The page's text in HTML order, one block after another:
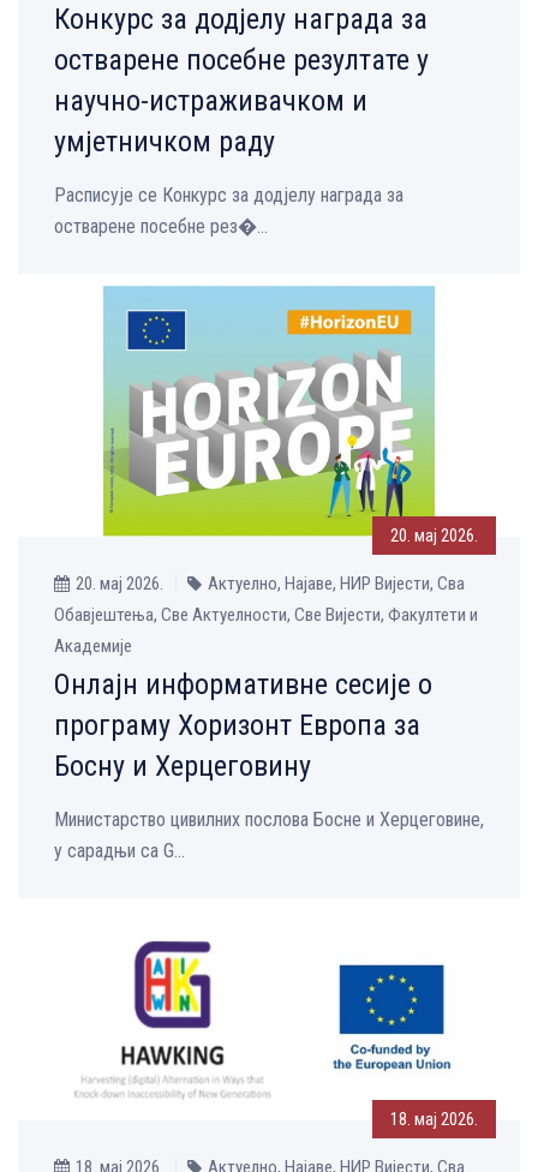
Конкурс за додјелу награда за
остварене посебне резултате у
научно-истраживачком и
умјетничком раду
Расписује се Конкурс за додјелу награда за
остварене посебне рез�...
20. мај 2026.
20. мај 2026.
Актуелно, Најаве, НИР Вијести, Сва
Обавјештења, Све Aктуелности, Све Вијести, Факултети и
Академије
Онлајн информативне сесије о
програму Хоризонт Европа за
Босну и Херцеговину
Министарство цивилних послова Босне и Херцеговине,
у сарадњи са G...
18. мај 2026.
18. мај 2026.
Актуелно, Најаве, НИР Вијести, Сва